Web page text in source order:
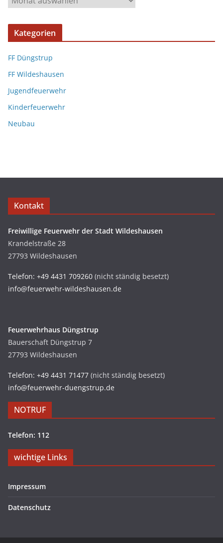
Kategorien
FF Düngstrup
FF Wildeshausen
Jugendfeuerwehr
Kinderfeuerwehr
Neubau
Kontakt
Freiwillige Feuerwehr der Stadt Wildeshausen
Krandelstraße 28
27793 Wildeshausen
Telefon: +49 4431 709260 (nicht ständig besetzt)
info@feuerwehr-wildeshausen.de
Feuerwehrhaus Düngstrup
Bauerschaft Düngstrup 7
27793 Wildeshausen
Telefon: +49 4431 71477 (nicht ständig besetzt)
info@feuerwehr-duengstrup.de
NOTRUF
Telefon: 112
wichtige Links
Impressum
Datenschutz